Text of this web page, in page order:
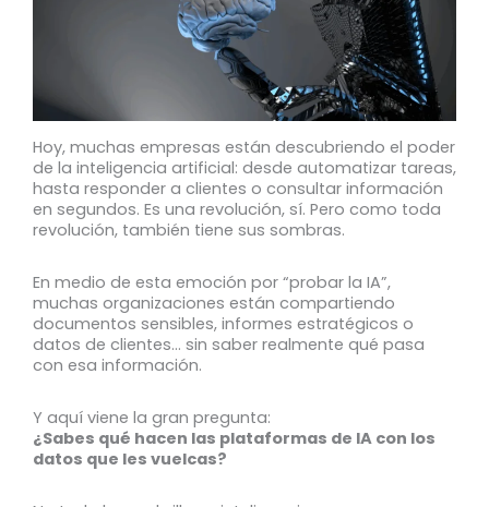
Hoy, muchas empresas están descubriendo el poder
de la inteligencia artificial: desde automatizar tareas,
hasta responder a clientes o consultar información
en segundos. Es una revolución, sí. Pero como toda
revolución, también tiene sus sombras.
En medio de esta emoción por “probar la IA”,
muchas organizaciones están compartiendo
documentos sensibles, informes estratégicos o
datos de clientes… sin saber realmente qué pasa
con esa información.
Y aquí viene la gran pregunta:
¿Sabes qué hacen las plataformas de IA con los
datos que les vuelcas?